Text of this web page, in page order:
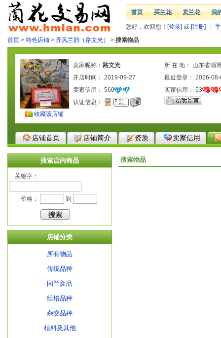
首页 买兰花 卖兰花 我
您好，欢迎您！ [登录] 或 [注册]
首页 > 特色店铺 > 齐风兰韵（路文光） > 搜索物品
收藏该店铺
卖家昵称： 路文光
所 在 地： 山东省淄
开店时间： 2019-09-27
最近登录： 2026-
卖家信用： 560 买家信用： 53
认证信息：
店铺首页 店铺简介 资质 卖家信用
搜索店内商品
关键字：
价格： 到
店铺分类
所有物品
传统品种
国兰新品
组培品种
杂交品种
植料及其他
搜索物品